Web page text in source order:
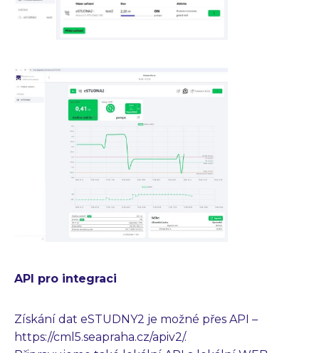
API pro integraci
Získání dat eSTUDNY2 je možné přes API –
https://cml5.seapraha.cz/apiv2/.